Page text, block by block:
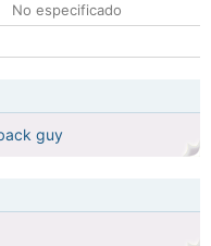
No especificado
guy